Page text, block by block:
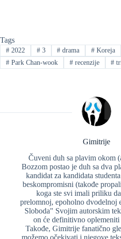
Tags
#2022 #3 # drama # Koreja
#Park Chan-wook #recenzije #
Gimitrije
Čuveni duh sa plavim okom
Bozzom postao je duh sa dva
kandidat za kandidata
beskompromisni (takođe
koga ste svi imali priliku
prelomnoj, epoholno dvodelnoj
Sloboda" Svojim autorskim
on će definitivno oplemeniti
Takođe, Gimitrije fanatično
možemo očekivati i njegove